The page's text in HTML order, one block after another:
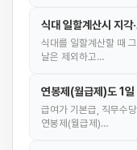
식대 일할계산시 지각
식대를 일할계산할 때
날은 제외하고…
연봉제(월급제)도 1
급여가 기본급, 직무수
연봉제(월급제)…